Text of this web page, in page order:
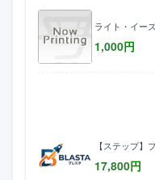
ライト・イー
1,000円
【ステップ】
17,800円